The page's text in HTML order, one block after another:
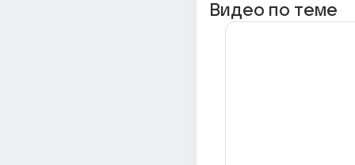
Видео по теме